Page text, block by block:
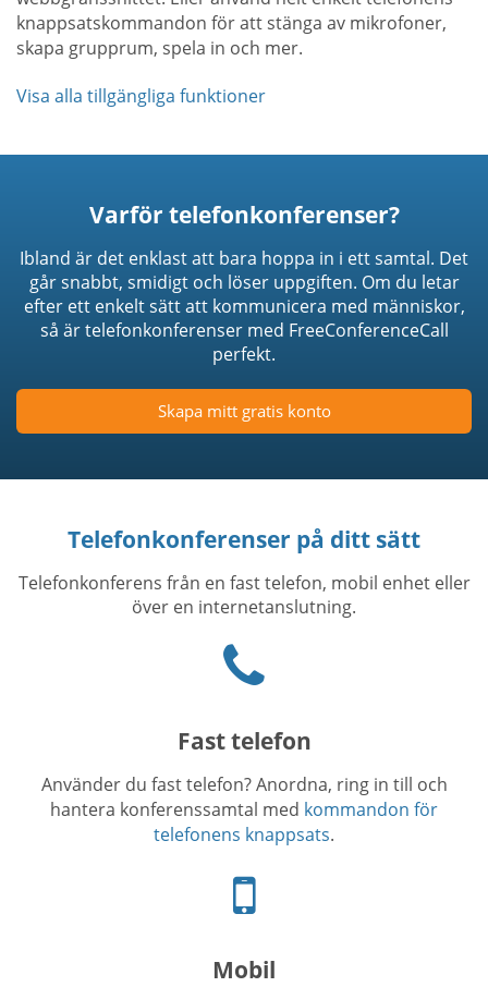
knappsatskommandon för att stänga av mikrofoner,
skapa grupprum, spela in och mer.
Visa alla tillgängliga funktioner
Varför telefonkonferenser?
Ibland är det enklast att bara hoppa in i ett samtal. Det
går snabbt, smidigt och löser uppgiften. Om du letar
efter ett enkelt sätt att kommunicera med människor,
så är telefonkonferenser med FreeConferenceCall
perfekt.
Skapa mitt gratis konto
Telefonkonferenser på ditt sätt
Telefonkonferens från en fast telefon, mobil enhet eller
över en internetanslutning.
icon
Fast telefon
Använder du fast telefon? Anordna, ring in till och
hantera konferenssamtal med kommandon för
telefonens knappsats.
Telefon-
ikon
Mobil